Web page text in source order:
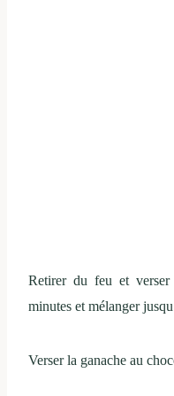
Retirer du feu et
minutes et mélanger
Verser la ganache au